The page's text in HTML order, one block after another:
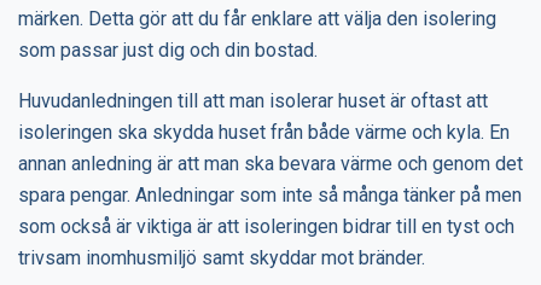
märken. Detta gör att du får enklare att välja den isolering
som passar just dig och din bostad.
Huvudanledningen till att man isolerar huset är oftast att
isoleringen ska skydda huset från både värme och kyla. En
annan anledning är att man ska bevara värme och genom det
spara pengar. Anledningar som inte så många tänker på men
som också är viktiga är att isoleringen bidrar till en tyst och
trivsam inomhusmiljö samt skyddar mot bränder.